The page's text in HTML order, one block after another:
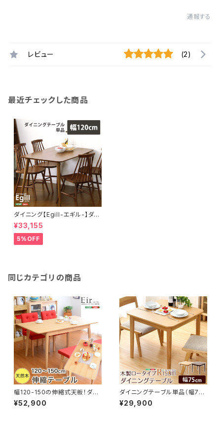
通報する
レビュー (2)
最近チェックした商品
ダイニング【Egill-エギル-】ダイ
ニングテーブル単品（幅120cm
タイプ） SH-01EGL-T120
¥33,155
5%OFF
同じカテゴリの商品
幅120-150の伸縮式天板！ダイ
ニングテーブル単品【-Eir-エイ
ル】 SH-01EIR
¥52,900
ダイニングテーブル単品（幅75c
m） ナチュラルロータイプ 木
製アッシュ材｜Risum-リス
¥29,900